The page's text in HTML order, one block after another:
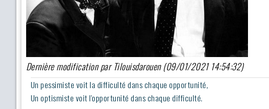
Dernière modification par Tilouisdarouen (09/01/2021 14:54:32)
Un pessimiste voit la difficulté dans chaque opportunité,
Un optismiste voit l'opportunité dans chaque difficulté.